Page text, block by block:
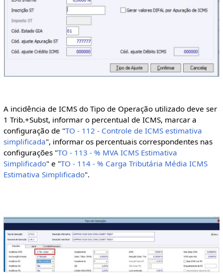
A incidência de ICMS do Tipo de Operação utilizado deve ser
1 Trib.+Subst, informar o percentual de ICMS, marcar a
configuração de "TO - 112 - Controle de ICMS estimativa
simplificada", informar os percentuais correspondentes nas
configurações "TO - 113 - % MVA ICMS Estimativa
Simplificado" e "TO - 114 - % Carga Tributária Média ICMS
Estimativa Simplificado".